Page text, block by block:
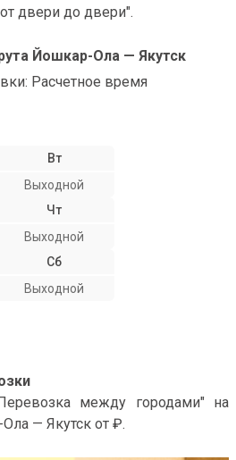
двери до двери".
Йошкар-Ола — Якутск
Расчетное время
Вт
Выходной
Чт
Выходной
Сб
Выходной
между городами" на
— Якутск от ₽.